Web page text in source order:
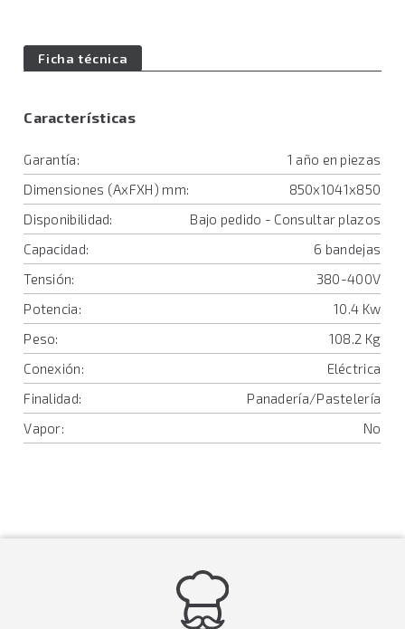
Ficha técnica
Características
Garantía:
1 año en piezas
Dimensiones (AxFXH) mm:
850x1041x850
Disponibilidad:
Bajo pedido - Consultar plazos
Capacidad:
6 bandejas
Tensión:
380-400V
Potencia:
10.4 Kw
Peso:
108.2 Kg
Conexión:
Eléctrica
Finalidad:
Panadería/Pastelería
Vapor:
No